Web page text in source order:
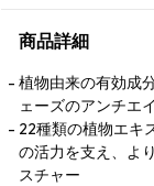
商品詳細
植物由来の有効成
ェーズのアンチエ
22種類の植物エキ
の活力を支え、よ
スチャー